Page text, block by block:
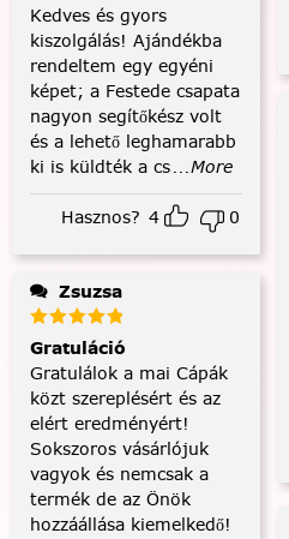
Kedves és gyors
kiszolgálás! Ajándékba
rendeltem egy egyéni
képet; a Festede csapata
nagyon segítőkész volt
és a lehető leghamarabb
ki is küldték a cs...More
Hasznos? 4 0
Zsuzsa
Gratuláció
Gratulálok a mai Cápák
közt szereplésért és az
elért eredményért!
Sokszoros vásárlójuk
vagyok és nemcsak a
termék de az Önök
hozzáállása kiemelkedő!